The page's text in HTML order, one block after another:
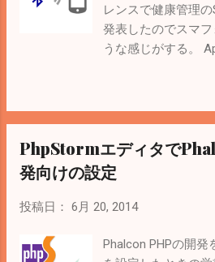
サービスを利用し
ーにアクセス出来
うことですか？」
こちら。 サービス
か見積もりが難し
Engine(Google
従量制。面白そうな
かった。 さくら
がする。複数台借り
ド／VPS
レンスで健康管理の
発表したのでスマ
うな感じがする。
れそう。 健康製品
Device Profile)とい
ている機器ならアプ
い。 Bluetooth -
理しても嬉しくない
ことわんこ向けに健
PhpStormエディタで
発向けの設定
投稿日： 6月 20, 2014
Phalcon PHPの開発